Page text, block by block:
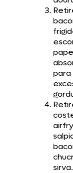
sirva.